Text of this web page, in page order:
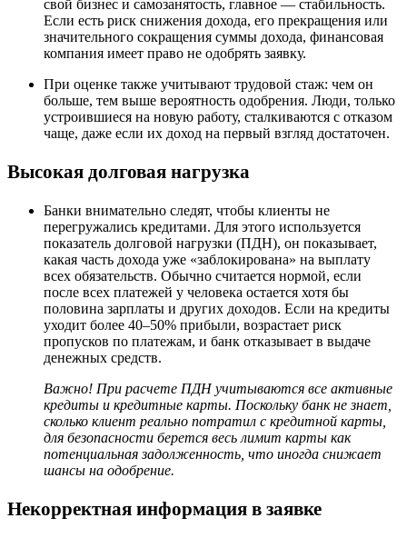
свой бизнес и самозанятость, главное — стабильность.
Если есть риск снижения дохода, его прекращения или
значительного сокращения суммы дохода, финансовая
компания имеет право не одобрять заявку.
При оценке также учитывают трудовой стаж: чем он
больше, тем выше вероятность одобрения. Люди, только
устроившиеся на новую работу, сталкиваются с отказом
чаще, даже если их доход на первый взгляд достаточен.
Высокая долговая нагрузка
Банки внимательно следят, чтобы клиенты не
перегружались кредитами. Для этого используется
показатель долговой нагрузки (ПДН), он показывает,
какая часть дохода уже «заблокирована» на выплату
всех обязательств. Обычно считается нормой, если
после всех платежей у человека остается хотя бы
половина зарплаты и других доходов. Если на кредиты
уходит более 40–50% прибыли, возрастает риск
пропусков по платежам, и банк отказывает в выдаче
денежных средств.
Важно! При расчете ПДН учитываются все активные
кредиты и кредитные карты. Поскольку банк не знает,
сколько клиент реально потратил с кредитной карты,
для безопасности берется весь лимит карты как
потенциальная задолженность, что иногда снижает
шансы на одобрение.
Некорректная информация в заявке